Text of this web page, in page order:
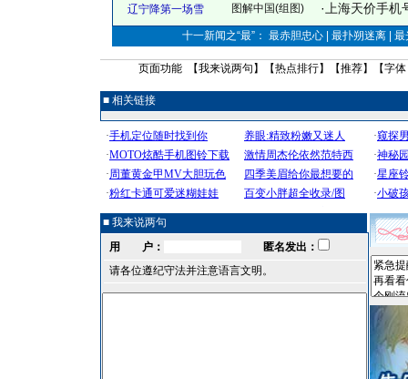
辽宁降第一场雪 图解中国(组图)
· 上海天价手
十一新闻之“最”： 最赤胆忠心 | 最扑朔迷离 |
页面功能 【我来说两句 】【热点排行】【推荐】【字体
■ 相关链接
■ 我来说两句
用 户：
匿名发出：
请各位遵纪守法并注意语言文明。